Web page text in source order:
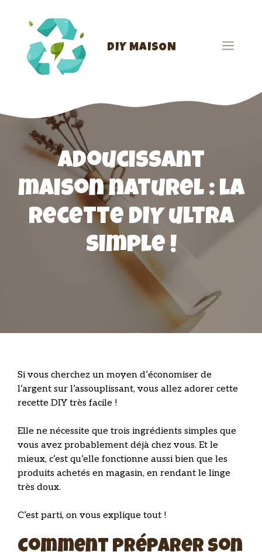
DIY MAISON
Adoucissant
maison naturel : la
recette DIY ultra
simple !
Si vous cherchez un moyen d’économiser de
l’argent sur l’assouplissant, vous allez adorer cette
recette DIY très facile !
Elle ne nécessite que trois ingrédients simples que
vous avez probablement déjà chez vous. Et le
mieux, c’est qu’elle fonctionne aussi bien que les
produits achetés en magasin, en rendant le linge
très doux.
C’est parti, on vous explique tout !
Comment préparer son